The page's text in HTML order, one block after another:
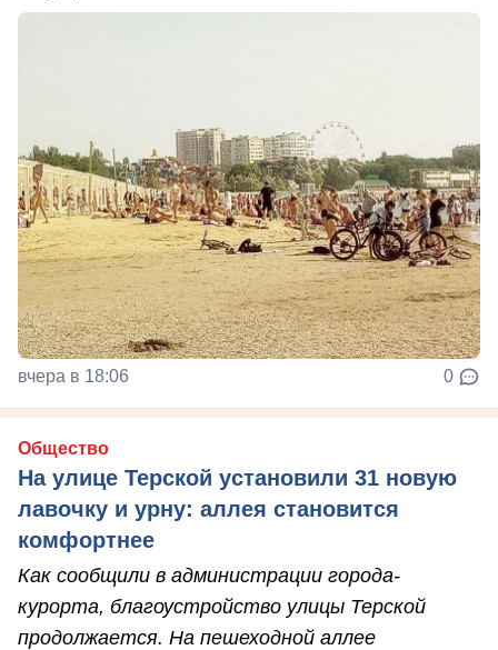
вчера в 18:06 0
Общество
На улице Терской установили 31 новую
лавочку и урну: аллея становится
комфортнее
Как сообщили в администрации города-
курорта, благоустройство улицы Терской
продолжается. На пешеходной аллее